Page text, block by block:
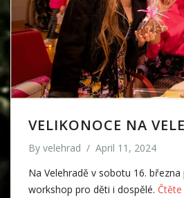
VELIKONOCE NA
By velehrad / April 11, 2024
Na Velehradě v sobotu 16.
workshop pro děti i dospělé. Čtěte